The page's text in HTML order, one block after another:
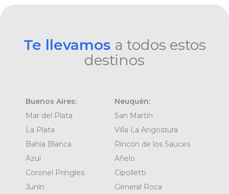
Te llevamos a todos estos
destinos
Buenos Aires:
Mar del Plata
La Plata
Bahía Blanca
Azul
Coronel Pringles
Junín
Neuquén:
San Martín
Villa La Angostura
Rincón de los Sauces
Añelo
Cipolletti
General Roca